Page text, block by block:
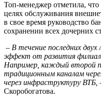
Топ-менеджер отметила, что
целях обслуживания
в свое время руководство
сохранении всех дочерних
– В течение последних
эффект от развития
Например, каждый второй
традиционным каналам
через инфраструктуру ВТБ,
Скоробогатова.